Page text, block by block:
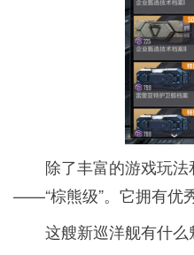
除了丰富的游戏玩
——“棕熊级”。它拥有优
这艘新巡洋舰有什么